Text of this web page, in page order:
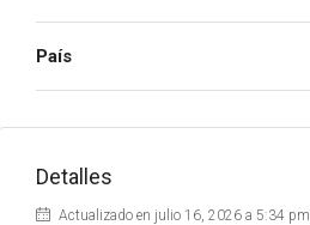
País
Detalles
Actualizado en julio 16, 2026 a 5:34 pm